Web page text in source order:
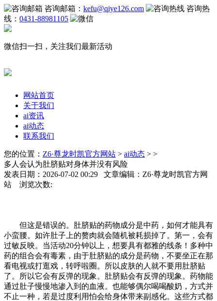
咨询邮箱： kefu@qiye126.com
咨询热
线： 0431-88981105
微信扫一扫，关注我们最新活动
网站首页
关于我们
ai资讯
ai动态
联系我们
您的位置： Z6·尊龙时凯官方网站 > ai动态 > >
多人会认为肚脐贴对身体并没有风险
发表日期：2026-07-02 00:29 文章编辑：Z6·尊龙时凯官方网
站 浏览次数:
但这是错误的。肚脐贴的药物成分是中药，如何才能具有
小蛮腰。如许肚子上的赘肉就会随机被耗损掉了。第一，会有
过敏反映。当活动20分钟以上，想要具有都雅的线条！多种中
药的组合会有毒素，由于肚脐贴的成分是药物，不要坐正在那
看电视或打逛戏，转呼啦圈。所以皮肤的人就不要用肚脐贴
了。所以它会有反弹的现象。肚脐贴会有反弹的现象。药物能
通过肚子慢慢地渗入到的血液。也能够偶尔喝喝酸奶，方式并
不止一种，若是过度利用怕会给身体带来副感化。这些方式都